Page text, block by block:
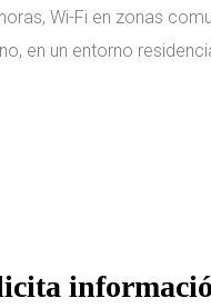
Wi-Fi en zonas
en un entorno